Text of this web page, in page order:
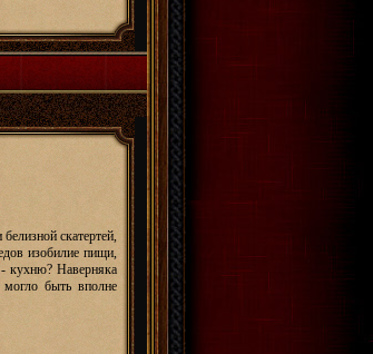
скатертей,
изобилие пищи,
- кухню? Наверняка
быть вполне